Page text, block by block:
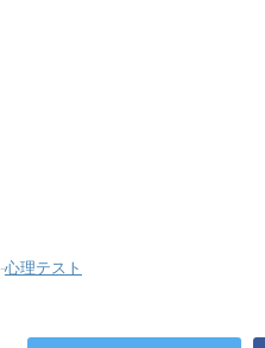
-心理テスト